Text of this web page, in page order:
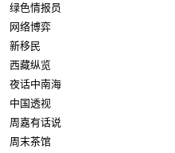
绿色情报员
网络博弈
新移民
西藏纵览
夜话中南海
中国透视
周嘉有话说
周末茶馆